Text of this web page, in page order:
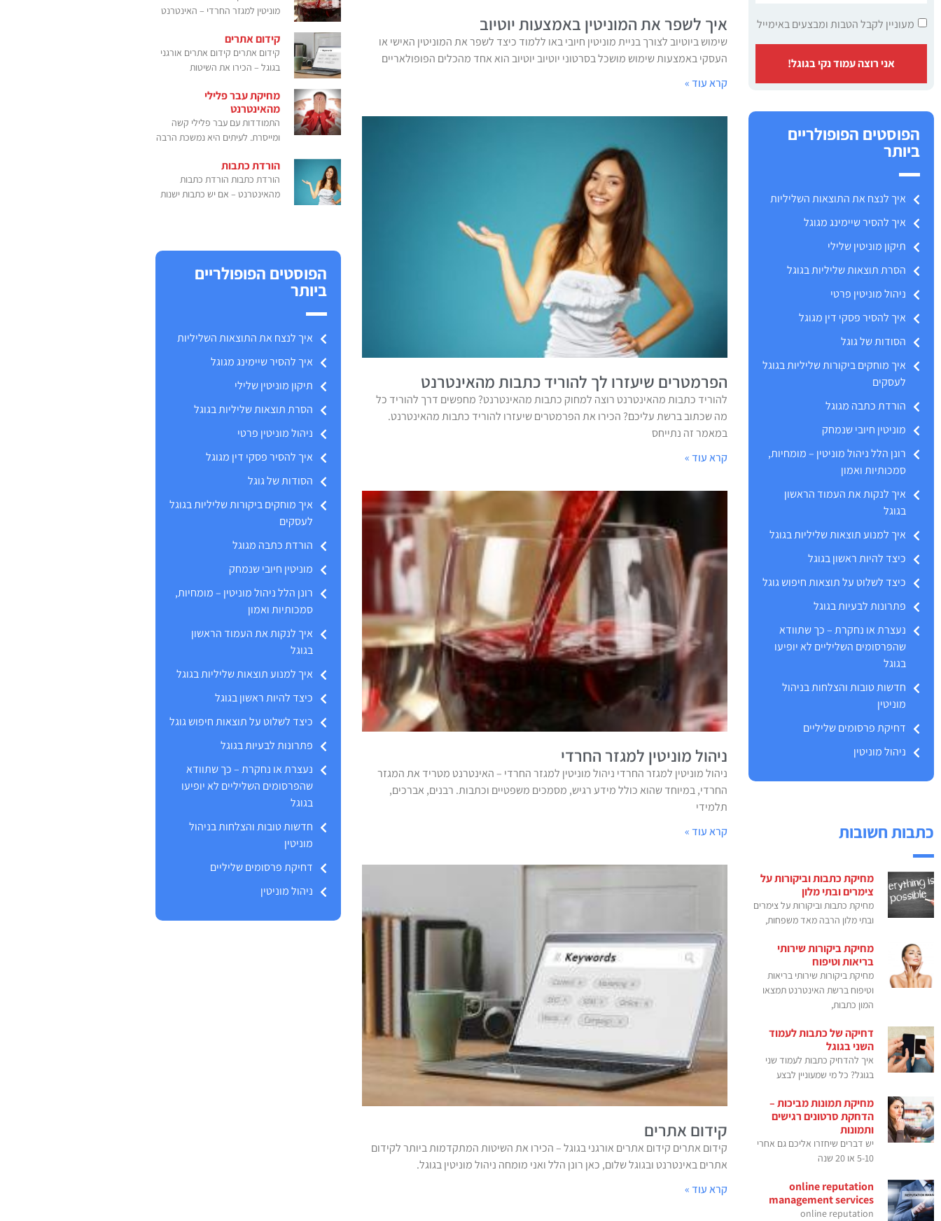
מעוניין לקבל הטבות ומבצעים באימייל
אני רוצה עמוד נקי בגוגל!
הפוסטים הפופולריים
ביותר
איך לנצח את התוצאות השליליות
איך להסיר שיימינג מגוגל
תיקון מוניטין שלילי
הסרת תוצאות שליליות בגוגל
ניהול מוניטין פרטי
איך להסיר פסקי דין מגוגל
הסודות של גוגל
איך מוחקים ביקורות שליליות בגוגל
לעסקים
הורדת כתבה מגוגל
מוניטין חיובי שנמחק
רונן הלל ניהול מוניטין – מומחיות,
סמכותיות ואמון
איך לנקות את העמוד הראשון
בגוגל
איך למנוע תוצאות שליליות בגוגל
כיצד להיות ראשון בגוגל
כיצד לשלוט על תוצאות חיפוש גוגל
פתרונות לבעיות בגוגל
נעצרת או נחקרת – כך שתוודא
שהפרסומים השליליים לא יופיעו
בגוגל
חדשות טובות והצלחות בניהול
מוניטין
דחיקת פרסומים שליליים
ניהול מוניטין
כתבות חשובות
מחיקת כתבות וביקורות על
צימרים ובתי מלון
מחיקת כתבות וביקורות על צימרים
ובתי מלון הרבה מאד משפחות,
מחיקת ביקורות שירותי
בריאות וטיפוח
מחיקת ביקורות שירותי בריאות
וטיפוח ברשת האינטרנט תמצאו
המון כתבות,
דחיקה של כתבות לעמוד
השני בגוגל
איך להדחיק כתבות לעמוד שני
בגוגל? כל מי שמעוניין לבצע
מחיקת תמונות מביכות –
הדחקת סרטונים רגישים
ותמונות
יש דברים שיחזרו אליכם גם אחרי
5-10 או 20 שנה
online reputation
management services
online reputation
איך לשפר את המוניטין באמצעות יוטיוב
שימוש ביוטיוב לצורך בניית מוניטין חיובי באו ללמוד כיצד לשפר את המוניטין האישי או
העסקי באמצעות שימוש מושכל בסרטוני יוטיוב יוטיוב הוא אחד מהכלים הפופולאריים
קרא עוד »
הפרמטרים שיעזרו לך להוריד כתבות מהאינטרנט
להוריד כתבות מהאינטרנט רוצה למחוק כתבות מהאינטרנט? מחפשים דרך להוריד כל
מה שכתוב ברשת עליכם? הכירו את הפרמטרים שיעזרו להוריד כתבות מהאינטרנט.
במאמר זה נתייחס
קרא עוד »
ניהול מוניטין למגזר החרדי
ניהול מוניטין למגזר החרדי ניהול מוניטין למגזר החרדי – האינטרנט מטריד את המגזר
החרדי, במיוחד שהוא כולל מידע רגיש, מסמכים משפטיים וכתבות. רבנים, אברכים,
תלמידי
קרא עוד »
קידום אתרים
קידום אתרים קידום אתרים אורגני בגוגל – הכירו את השיטות המתקדמות ביותר לקידום
אתרים באינטרנט ובגוגל שלום, כאן רונן הלל ואני מומחה ניהול מוניטין בגוגל.
קרא עוד »
מוניטין למגזר החרדי – האינטרנט
קידום אתרים
קידום אתרים קידום אתרים אורגני
בגוגל – הכירו את השיטות
מחיקת עבר פלילי
מהאינטרנט
התמודדות עם עבר פלילי קשה
ומייסרת. לעיתים היא נמשכת הרבה
הורדת כתבות
הורדת כתבות הורדת כתבות
מהאינטרנט – אם יש כתבות ישנות
הפוסטים הפופולריים
ביותר
איך לנצח את התוצאות השליליות
איך להסיר שיימינג מגוגל
תיקון מוניטין שלילי
הסרת תוצאות שליליות בגוגל
ניהול מוניטין פרטי
איך להסיר פסקי דין מגוגל
הסודות של גוגל
איך מוחקים ביקורות שליליות בגוגל
לעסקים
הורדת כתבה מגוגל
מוניטין חיובי שנמחק
רונן הלל ניהול מוניטין – מומחיות,
סמכותיות ואמון
איך לנקות את העמוד הראשון
בגוגל
איך למנוע תוצאות שליליות בגוגל
כיצד להיות ראשון בגוגל
כיצד לשלוט על תוצאות חיפוש גוגל
פתרונות לבעיות בגוגל
נעצרת או נחקרת – כך שתוודא
שהפרסומים השליליים לא יופיעו
בגוגל
חדשות טובות והצלחות בניהול
מוניטין
דחיקת פרסומים שליליים
ניהול מוניטין